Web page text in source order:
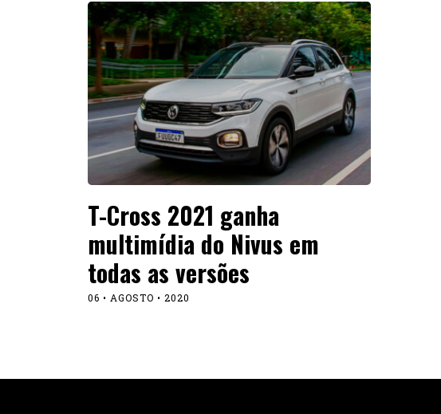
T-Cross 2021 ganha
multimídia do Nivus em
todas as versões
06 • AGOSTO • 2020